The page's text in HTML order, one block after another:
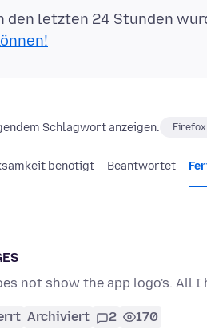
den letzten 24 Stunden
Schlagwort anzeigen: Firefox
benötigt Beantwortet
not show the app logo's. All
Archiviert 2 170